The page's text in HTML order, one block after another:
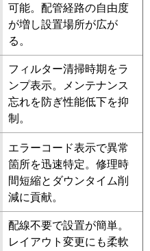
可能。配管経路の自由度
が増し設置場所が広が
る。
フィルター清掃時期をラ
ンプ表示。メンテナンス
忘れを防ぎ性能低下を抑
制。
エラーコード表示で異常
箇所を迅速特定。修理時
間短縮とダウンタイム削
減に貢献。
配線不要で設置が簡単。
レイアウト変更にも柔軟